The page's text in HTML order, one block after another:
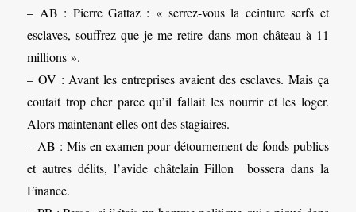
– AB : Pierre Gattaz : « serrez-vous la ceinture serfs et
esclaves, souffrez que je me retire dans mon château à 11
millions ».
– OV : Avant les entreprises avaient des esclaves. Mais ça
coutait trop cher parce qu’il fallait les nourrir et les loger.
Alors maintenant elles ont des stagiaires.
– AB : Mis en examen pour détournement de fonds publics
et autres délits, l’avide châtelain Fillon bossera dans la
Finance.